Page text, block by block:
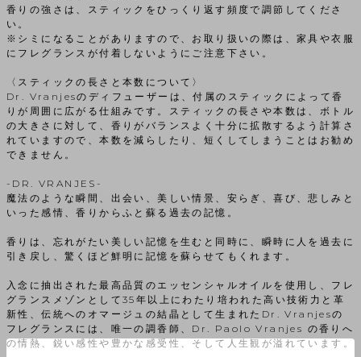
香りの強さは、スティックをひっくり返す頻度で調節してくださ
い。
※シミになることがありますので、お取り扱いの際は、家具や衣服
にフレグランスが付着しないようにご注意下さい。
〈スティックの長さと本数について〉
Dr. Vranjesのディフューザーは、付属のスティックによって香
りが周囲に広がる仕組みです。スティックの長さや本数は、ボトル
の大きさに対して、香りがバランスよく十分に拡散するよう計算さ
れていますので、本数を減らしたり、短くしてしまうことはお勧め
できません。
-DR. VRANJES-
魔法のような瞬間、出会い、美しい情景、安らぎ、喜び、悲しみと
いった感情、香りからふと蘇る過去の記憶。
香りは、忘れがたい美しい記憶を生むと同時に、瞬時に人を過去に
引き戻し、驚くほど鮮明に記憶を蘇らせてもくれます。
入念に抽出された最高品質のエッセンシャルオイルを使用し、フレ
グランスメゾンとして35年以上にわたり培われた高い技術力と革
新性、伝統へのオマージュの結晶として生まれたDr. Vranjesの
フレグランスには、唯一の調香師、Dr. Paolo Vranjes の香りへ
の情熱、鋭い感性や豊かな感受性、そして人生観が溢れています。